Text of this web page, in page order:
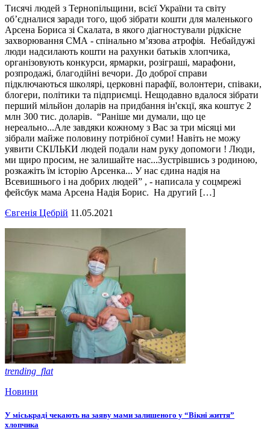
Тисячі людей з Тернопільщини, всієї України та світу
об’єдналися заради того, щоб зібрати кошти для маленького
Арсена Бориса зі Скалата, в якого діагностували рідкісне
захворювання СМА - спінально м’язова атрофія. Небайдужі
люди надсилають кошти на рахунки батьків хлопчика,
організовують конкурси, ярмарки, розіграші, марафони,
розпродажі, благодійні вечори. До доброї справи
підключаються школярі, церковні парафії, волонтери, співаки,
блогери, політики та підприємці. Нещодавно вдалося зібрати
перший мільйон доларів на придбання ін'єкцї, яка коштує 2
млн 300 тис. доларів. “Раніше ми думали, що це
нереально...Але завдяки кожному з Вас за три місяці ми
зібрали майже половину потрібної суми! Навіть не можу
уявити СКІЛЬКИ людей подали нам руку допомоги ! Люди,
ми щиро просим, не залишайте нас...Зустрівшись з родиною,
розкажіть їм історію Арсенка... У нас єдина надія на
Всевишнього і на добрих людей” , - написала у соцмрежі
фейсбук мама Арсена Надія Борис. На другий […]
Євгенія Цебрій 11.05.2021
trending_flat
Новини
У міськраді чекають на заяву мами залишеного у “Вікні життя”
хлопчика